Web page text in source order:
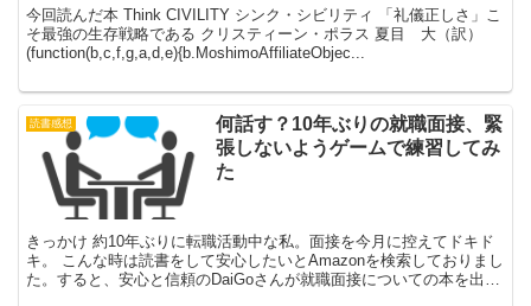
今回読んだ本 Think CIVILITY シンク・シビリティ 「礼儀正しさ」こ
そ最強の生存戦略である クリスティーン・ポラス 夏目 大（訳）
(function(b,c,f,g,a,d,e){b.MoshimoAffiliateObjec...
読書感想
何話す？10年ぶりの就職面接、緊
張しないようゲームで練習してみ
た
きっかけ 約10年ぶりに転職活動中な私。面接を今月に控えてドキド
キ。 こんな時は読書をして安心したいとAmazonを検索しておりまし
た。すると、安心と信頼のDaiGoさんが就職面接についての本を出さ